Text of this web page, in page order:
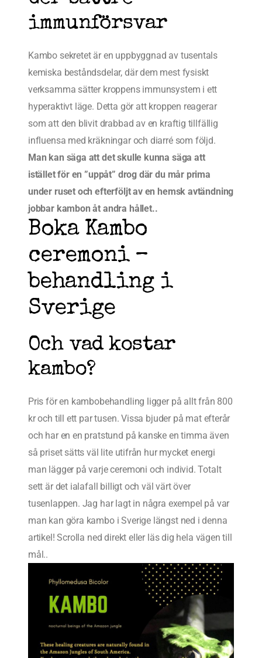
immunförsvar
Kambo sekretet är en uppbyggnad av tusentals
kemiska beståndsdelar, där dem mest fysiskt
verksamma sätter kroppens immunsystem i ett
hyperaktivt läge. Detta gör att kroppen reagerar
som att den blivit drabbad av en kraftig tillfällig
influensa med kräkningar och diarré som följd.
Man kan säga att det skulle kunna säga att
istället för en ”uppåt” drog där du mår prima
under ruset och efterföljt av en hemsk avtändning
jobbar kambon åt andra hållet..
Boka Kambo
ceremoni –
behandling i
Sverige
Och vad kostar
kambo?
Pris för en kambobehandling ligger på allt från 800
kr och till ett par tusen. Vissa bjuder på mat efterår
och har en en pratstund på kanske en timma även
så priset sätts väl lite utifrån hur mycket energi
man lägger på varje ceremoni och individ. Totalt
sett är det ialafall billigt och väl värt över
tusenlappen. Jag har lagt in några exempel på var
man kan göra kambo i Sverige längst ned i denna
artikel! Scrolla ned direkt eller läs dig hela vägen till
mål..